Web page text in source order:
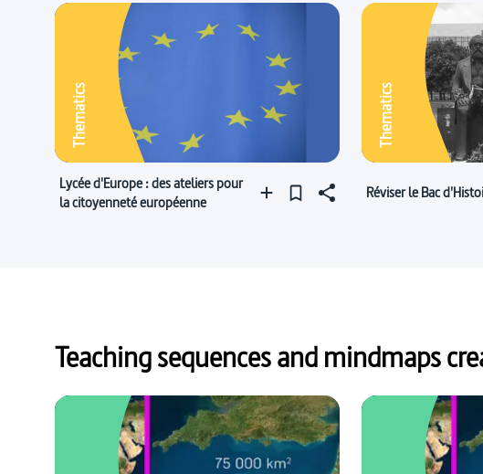
Thematics
Lycée d'Europe : des ateliers pour
la citoyenneté européenne
Thematics
Réviser le Bac
Teaching sequences and mindmaps